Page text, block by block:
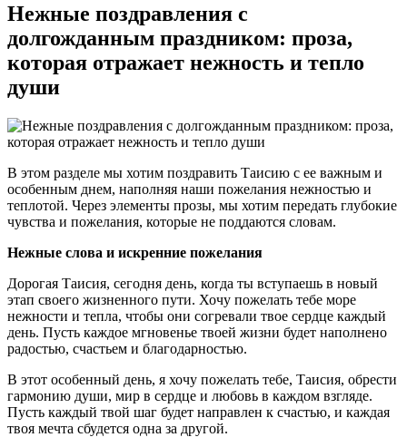
Нежные поздравления с
долгожданным праздником: проза,
которая отражает нежность и тепло
души
В этом разделе мы хотим поздравить Таисию с ее важным и
особенным днем, наполняя наши пожелания нежностью и
теплотой. Через элементы прозы, мы хотим передать глубокие
чувства и пожелания, которые не поддаются словам.
Нежные слова и искренние пожелания
Дорогая Таисия, сегодня день, когда ты вступаешь в новый
этап своего жизненного пути. Хочу пожелать тебе море
нежности и тепла, чтобы они согревали твое сердце каждый
день. Пусть каждое мгновенье твоей жизни будет наполнено
радостью, счастьем и благодарностью.
В этот особенный день, я хочу пожелать тебе, Таисия, обрести
гармонию души, мир в сердце и любовь в каждом взгляде.
Пусть каждый твой шаг будет направлен к счастью, и каждая
твоя мечта сбудется одна за другой.